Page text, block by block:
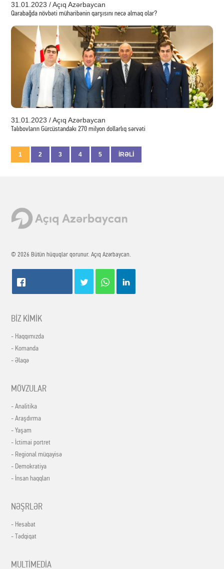
31.01.2023 / Açıq Azərbaycan
Qarabağda növbəti müharibənin qarşısını necə almaq olar?
31.01.2023 / Açıq Azərbaycan
Talıbovların Gürcüstandakı 270 milyon dollarlıq sərvəti
1 2 3 4 5 İRƏLİ
© 2026 Bütün hüquqlar qorunur. Açıq Azərbaycan.
BİZ KİMİK
- Haqqımızda
- Komanda
- Əlaqə
MÖVZULAR
- Analitika
- Araşdırma
- Yaşam
- İctimai portret
- Regional müqayisə
- Demokratiya
- İnsan haqqları
NƏŞRLƏR
- Hesabat
- Tədqiqat
MULTİMEDİA